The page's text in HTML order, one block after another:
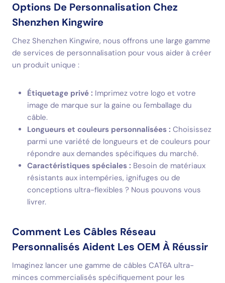
Options De Personnalisation Chez
Shenzhen Kingwire
Chez Shenzhen Kingwire, nous offrons une large gamme
de services de personnalisation pour vous aider à créer
un produit unique :
Étiquetage privé : Imprimez votre logo et votre
image de marque sur la gaine ou l'emballage du
câble.
Longueurs et couleurs personnalisées : Choisissez
parmi une variété de longueurs et de couleurs pour
répondre aux demandes spécifiques du marché.
Caractéristiques spéciales : Besoin de matériaux
résistants aux intempéries, ignifuges ou de
conceptions ultra-flexibles ? Nous pouvons vous
livrer.
Comment Les Câbles Réseau
Personnalisés Aident Les OEM À Réussir
Imaginez lancer une gamme de câbles CAT6A ultra-
minces commercialisés spécifiquement pour les